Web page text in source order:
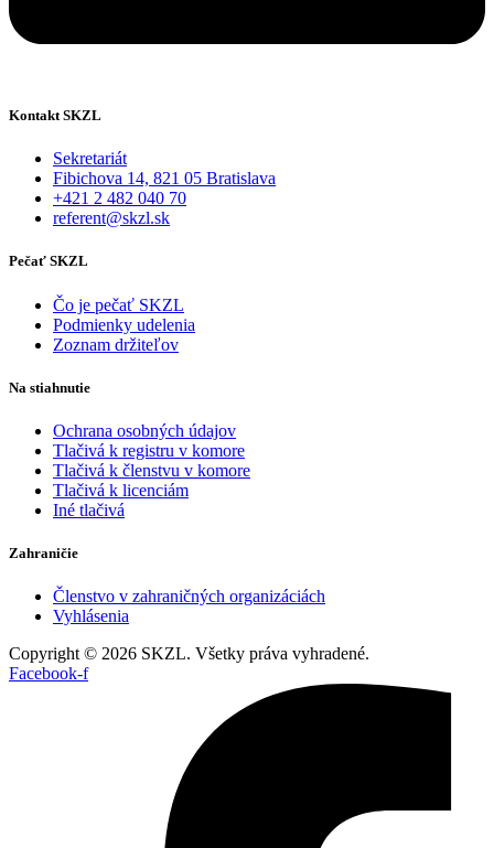
Kontakt SKZL
Sekretariát
Fibichova 14, 821 05 Bratislava
+421 2 482 040 70
referent@skzl.sk
Pečať SKZL
Čo je pečať SKZL
Podmienky udelenia
Zoznam držiteľov
Na stiahnutie
Ochrana osobných údajov
Tlačivá k registru v komore
Tlačivá k členstvu v komore
Tlačivá k licenciám
Iné tlačivá
Zahraničie
Členstvo v zahraničných organizáciách
Vyhlásenia
Copyright © 2026 SKZL. Všetky práva vyhradené.
Facebook-f